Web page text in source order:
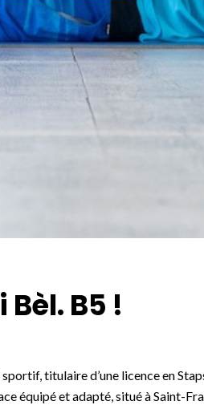
B5 !
titulaire d’une licence en
équipé et adapté, situé à Saint-